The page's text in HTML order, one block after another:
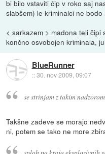
bi bilo vstaviti čip v roko saj
slabšem) le kriminalci ne
< sarkazem > madona teli
končno osvobojen kriminala,
BlueRunner
::30. nov 2009, 09:07
se strinjam z takim
Takšne zadeve se morajo
ni, potem se tako ne more